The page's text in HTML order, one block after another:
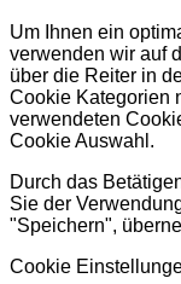
Um Ihnen ein
verwenden wir auf
über die Reiter in
Cookie Kategorien
verwendeten
Cookie Auswahl.
Durch das
Sie der
"Speichern",
Cookie